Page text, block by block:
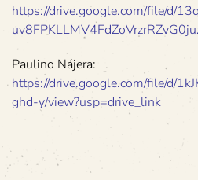
https://drive.google.com/file/d/
Paulino Nájera:
https://drive.google.com/file/d/
ghd-y/view?usp=drive_link